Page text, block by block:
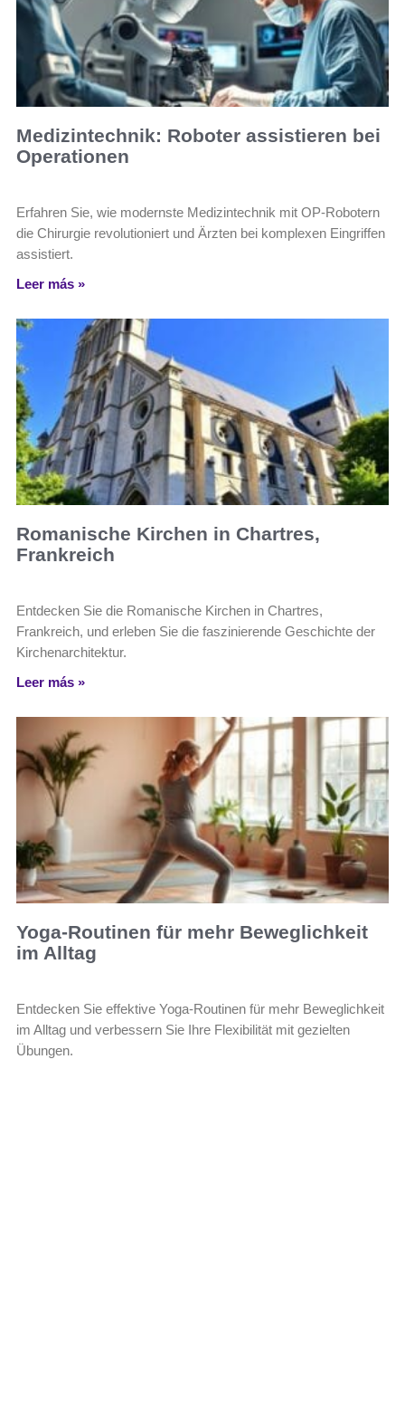
Medizintechnik: Roboter assistieren bei
Operationen
Erfahren Sie, wie modernste Medizintechnik mit OP-Robotern
die Chirurgie revolutioniert und Ärzten bei komplexen Eingriffen
assistiert.
Leer más »
Romanische Kirchen in Chartres,
Frankreich
Entdecken Sie die Romanische Kirchen in Chartres,
Frankreich, und erleben Sie die faszinierende Geschichte der
Kirchenarchitektur.
Leer más »
Yoga-Routinen für mehr Beweglichkeit
im Alltag
Entdecken Sie effektive Yoga-Routinen für mehr Beweglichkeit
im Alltag und verbessern Sie Ihre Flexibilität mit gezielten
Übungen.